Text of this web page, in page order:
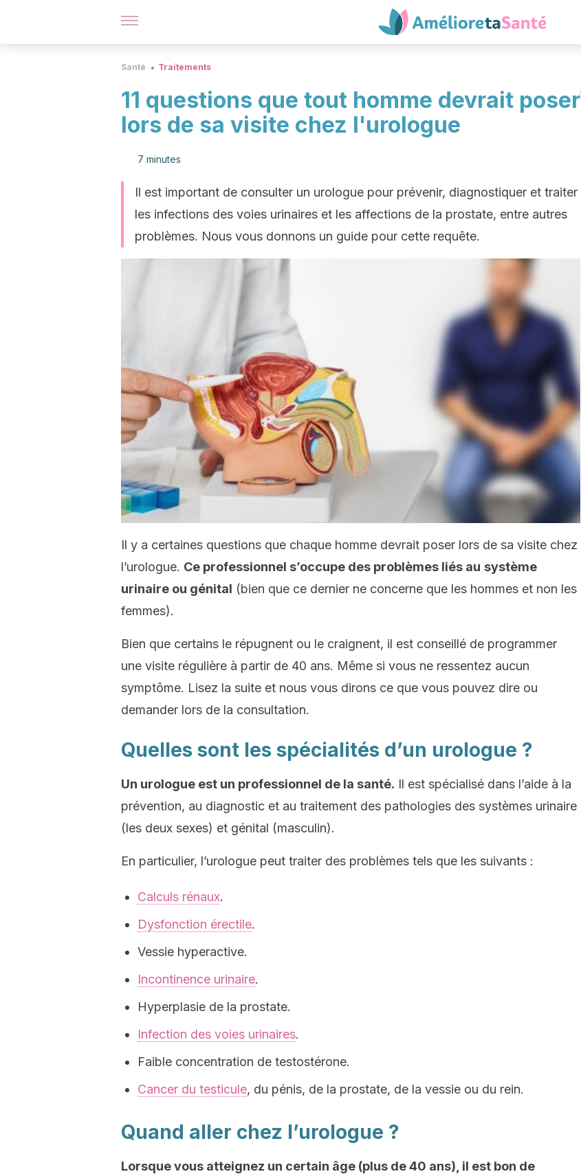
Santé Traitements
11 questions que tout homme devrait poser
lors de sa visite chez l'urologue
7 minutes
Il est important de consulter un urologue pour prévenir, diagnostiquer et traiter
les infections des voies urinaires et les affections de la prostate, entre autres
problèmes. Nous vous donnons un guide pour cette requête.
Il y a certaines questions que chaque homme devrait poser lors de sa visite chez
l’urologue. Ce professionnel s’occupe des problèmes liés au système
urinaire ou génital (bien que ce dernier ne concerne que les hommes et non les
femmes).
Bien que certains le répugnent ou le craignent, il est conseillé de programmer
une visite régulière à partir de 40 ans. Même si vous ne ressentez aucun
symptôme. Lisez la suite et nous vous dirons ce que vous pouvez dire ou
demander lors de la consultation.
Quelles sont les spécialités d’un urologue ?
Un urologue est un professionnel de la santé. Il est spécialisé dans l’aide à la
prévention, au diagnostic et au traitement des pathologies des systèmes urinaire
(les deux sexes) et génital (masculin).
En particulier, l’urologue peut traiter des problèmes tels que les suivants :
Calculs rénaux.
Dysfonction érectile.
Vessie hyperactive.
Incontinence urinaire.
Hyperplasie de la prostate.
Infection des voies urinaires.
Faible concentration de testostérone.
Cancer du testicule, du pénis, de la prostate, de la vessie ou du rein.
Quand aller chez l’urologue ?
Lorsque vous atteignez un certain âge (plus de 40 ans), il est bon de